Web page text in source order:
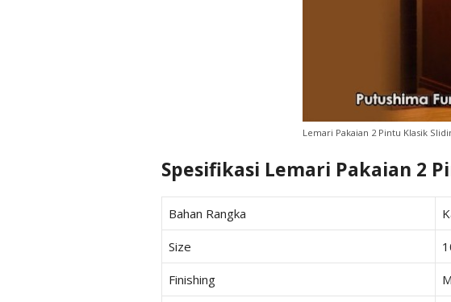
Lemari Pakaian 2 Pintu Klasik
Spesifikasi Lemari Pakaian 2
Bahan Rangka
Size
Finishing